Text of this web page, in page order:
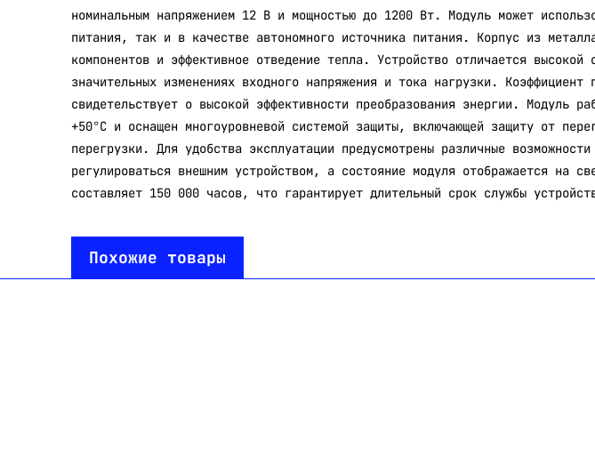
номинальным напряжением 12 В и мощностью до 1200 Вт. Модуль может
питания, так и в качестве автономного источника питания. Корпус из
компонентов и эффективное отведение тепла. Устройство отличается высокой
значительных изменениях входного напряжения и тока нагрузки. Коэффициент
свидетельствует о высокой эффективности преобразования энергии. Модуль
+50°C и оснащен многоуровневой системой защиты, включающей защиту от
перегрузки. Для удобства эксплуатации предусмотрены различные
регулироваться внешним устройством, а состояние модуля отображается на
составляет 150 000 часов, что гарантирует длительный срок службы
Похожие товары